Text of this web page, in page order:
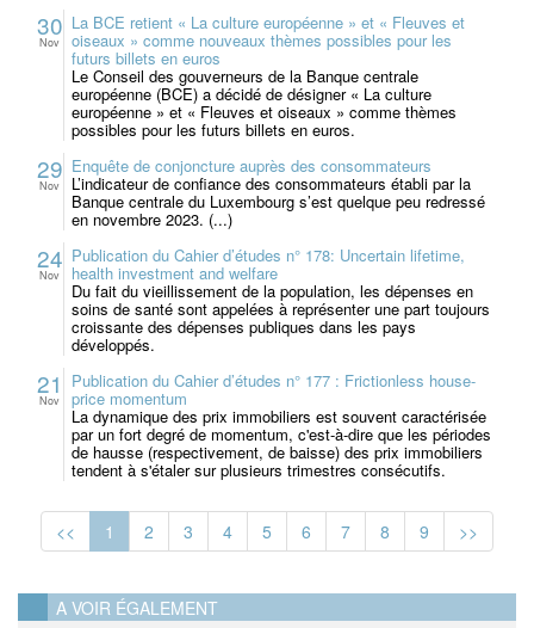
30
Nov
La BCE retient « La culture européenne » et « Fleuves et
oiseaux » comme nouveaux thèmes possibles pour les
futurs billets en euros
Le Conseil des gouverneurs de la Banque centrale
européenne (BCE) a décidé de désigner « La culture
européenne » et « Fleuves et oiseaux » comme thèmes
possibles pour les futurs billets en euros.
29
Nov
Enquête de conjoncture auprès des consommateurs
L’indicateur de confiance des consommateurs établi par la
Banque centrale du Luxembourg s’est quelque peu redressé
en novembre 2023. (...)
24
Nov
Publication du Cahier d’études n° 178: Uncertain lifetime,
health investment and welfare
Du fait du vieillissement de la population, les dépenses en
soins de santé sont appelées à représenter une part toujours
croissante des dépenses publiques dans les pays
développés.
21
Nov
Publication du Cahier d’études n° 177 : Frictionless house-
price momentum
La dynamique des prix immobiliers est souvent caractérisée
par un fort degré de momentum, c'est-à-dire que les périodes
de hausse (respectivement, de baisse) des prix immobiliers
tendent à s'étaler sur plusieurs trimestres consécutifs.
<< 1 2 3 4 5 6 7 8 9 >>
A VOIR ÉGALEMENT